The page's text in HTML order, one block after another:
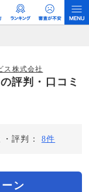
です。 ただし、特定の
ーザーへの口コミ収集な
ス株式会社
評判・口コミ
評判： 8件
ン